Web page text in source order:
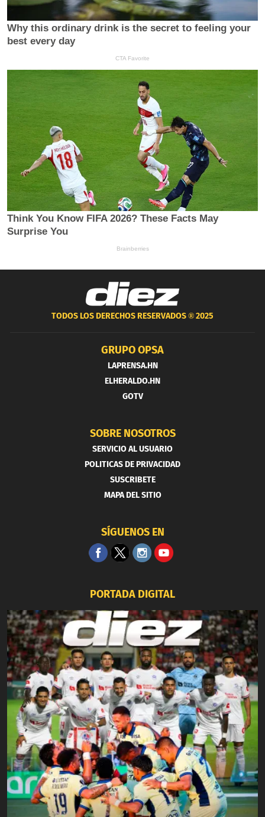
TODOS LOS DERECHOS RESERVADOS ®2025
GRUPO OPSA
LAPRENSA.HN
ELHERALDO.HN
GOTV
SOBRE NOSOTROS
SERVICIO AL USUARIO
POLITICAS DE PRIVACIDAD
SUSCRIBETE
MAPA DEL SITIO
SÍGUENOS EN
PORTADA DIGITAL